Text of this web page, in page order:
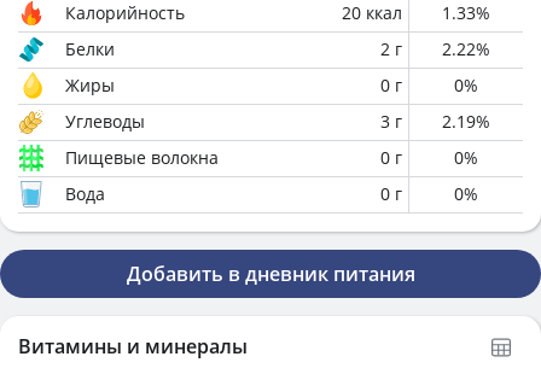
Калорийность 20 ккал 1.33%
Белки
2 г 2.22%
Жиры
0 г 0%
Углеводы
3 г 2.19%
Пищевые волокна
0 г 0%
Вода
0 г 0%
Добавить в дневник питания
Витамины и минералы